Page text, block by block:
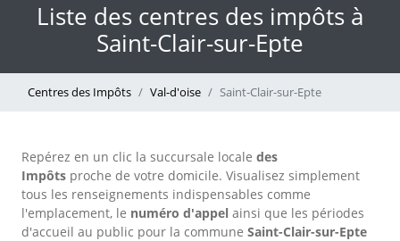
Liste des centres des impôts à
Saint-Clair-sur-Epte
Centres des Impôts Val-d'oise Saint-Clair-sur-Epte
Repérez en un clic la succursale locale des
Impôts proche de votre domicile. Visualisez simplement
tous les renseignements indispensables comme
l'emplacement, le numéro d'appel ainsi que les périodes
d'accueil au public pour la commune Saint-Clair-sur-Epte